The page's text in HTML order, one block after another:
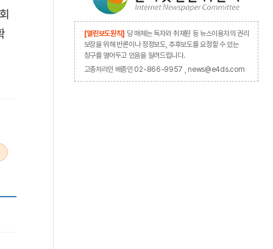
[열린보도원칙] 당 매체는 독자와 취재원 등 뉴스이용자의 권리
보장을 위해 반론이나 정정보도, 추후보도를 요청할 수 있는
창구를 열어두고 있음을 알려드립니다.
고충처리인 배종인 02-866-9957 , news@e4ds.com